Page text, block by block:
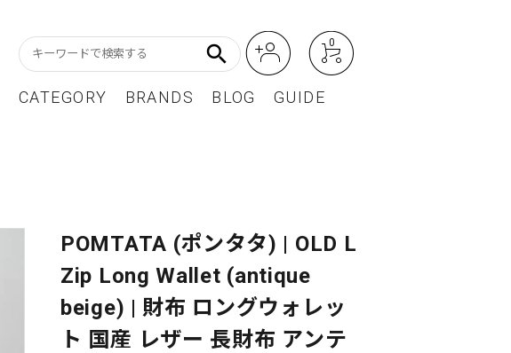
search 0
CATEGORY
レディースファッション
BEST SELLER / ベストセラー
BRANDS
ドAtoZ
BLOG GUIDE
POMTATA (ポンタタ) | OLD L
Zip Long Wallet (antique
beige) | 財布 ロングウォレッ
ト 国産 レザー 長財布 アンテ